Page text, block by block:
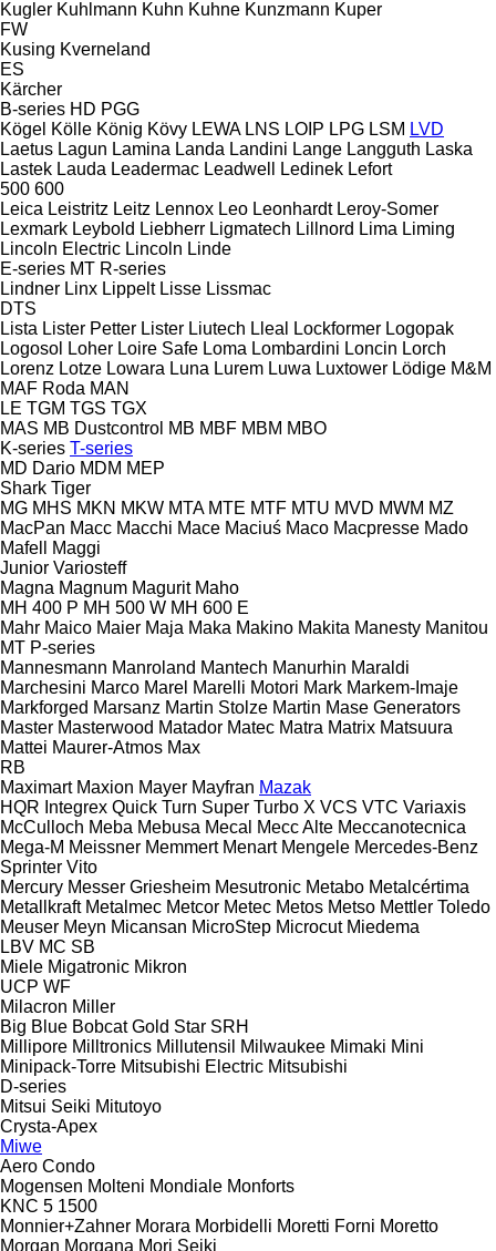
Kugler Kuhlmann Kuhn Kuhne Kunzmann Kuper
FW
Kusing Kverneland
ES
Kärcher
B-series HD PGG
Kögel Kölle König Kövy LEWA LNS LOIP LPG LSM LVD
Laetus Lagun Lamina Landa Landini Lange Langguth Laska
Lastek Lauda Leadermac Leadwell Ledinek Lefort
500 600
Leica Leistritz Leitz Lennox Leo Leonhardt Leroy-Somer
Lexmark Leybold Liebherr Ligmatech Lillnord Lima Liming
Lincoln Electric Lincoln Linde
E-series MT R-series
Lindner Linx Lippelt Lisse Lissmac
DTS
Lista Lister Petter Lister Liutech Lleal Lockformer Logopak
Logosol
Loher Loire Safe Loma Lombardini Loncin Lorch
Lorenz Lotze Lowara Luna Lurem Luwa Luxtower Lödige M&M
MAF Roda MAN
LE TGM TGS TGX
MAS MB Dustcontrol MB MBF MBM MBO
K-series T-series
MD Dario MDM MEP
Shark Tiger
MG MHS MKN MKW MTA MTE MTF MTU MVD MWM MZ
MacPan Macc Macchi Mace Maciuś Maco Macpresse Mado
Mafell
Maggi
Junior Variosteff
Magna Magnum Magurit Maho
MH 400 P MH 500 W MH 600 E
Mahr Maico Maier Maja Maka Makino Makita Manesty Manitou
MT P-series
Mannesmann Manroland Mantech Manurhin Maraldi
Marchesini Marco Marel Marelli Motori Mark Markem-Imaje
Markforged Marsanz Martin Stolze Martin Mase Generators
Master Masterwood Matador Matec Matra Matrix Matsuura
Mattei Maurer-Atmos Max
RB
Maximart Maxion Mayer Mayfran Mazak
HQR Integrex Quick Turn Super Turbo X VCS VTC Variaxis
McCulloch Meba Mebusa Mecal Mecc Alte Meccanotecnica
Mega-M Meissner Memmert Menart Mengele Mercedes-Benz
Sprinter Vito
Mercury Messer Griesheim Mesutronic Metabo Metalcértima
Metallkraft Metalmec Metcor Metec Metos Metso Mettler Toledo
Meuser Meyn Micansan MicroStep Microcut Miedema
LBV MC SB
Miele Migatronic Mikron
UCP WF
Milacron Miller
Big Blue Bobcat Gold Star SRH
Millipore Milltronics Millutensil Milwaukee Mimaki Mini
Minipack-Torre Mitsubishi Electric Mitsubishi
D-series
Mitsui Seiki Mitutoyo
Crysta-Apex
Miwe
Aero Condo
Mogensen Molteni Mondiale Monforts
KNC 5 1500
Monnier+Zahner Morara Morbidelli Moretti Forni Moretto
Morgan Morgana Mori Seiki